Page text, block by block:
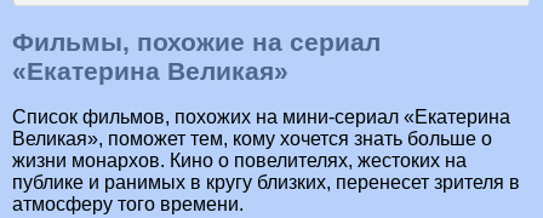
Фильмы, похожие на сериал
«Екатерина Великая»
Список фильмов, похожих на мини-сериал «Екатерина
Великая», поможет тем, кому хочется знать больше о
жизни монархов. Кино о повелителях, жестоких на
публике и ранимых в кругу близких, перенесет зрителя в
атмосферу того времени.